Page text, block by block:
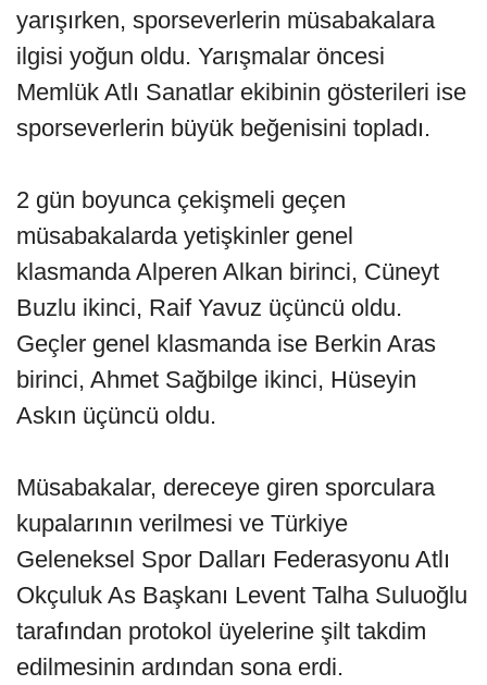
yarışırken, sporseverlerin müsabakalara
ilgisi yoğun oldu. Yarışmalar öncesi
Memlük Atlı Sanatlar ekibinin gösterileri ise
sporseverlerin büyük beğenisini topladı.
2 gün boyunca çekişmeli geçen
müsabakalarda yetişkinler genel
klasmanda Alperen Alkan birinci, Cüneyt
Buzlu ikinci, Raif Yavuz üçüncü oldu.
Geçler genel klasmanda ise Berkin Aras
birinci, Ahmet Sağbilge ikinci, Hüseyin
Askın üçüncü oldu.
Müsabakalar, dereceye giren sporculara
kupalarının verilmesi ve Türkiye
Geleneksel Spor Dalları Federasyonu Atlı
Okçuluk As Başkanı Levent Talha Suluoğlu
tarafından protokol üyelerine şilt takdim
edilmesinin ardından sona erdi.